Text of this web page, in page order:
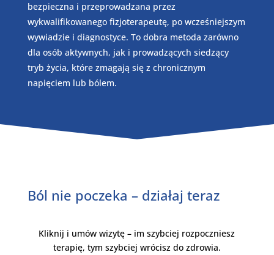
bezpieczna i przeprowadzana przez
wykwalifikowanego fizjoterapeutę, po wcześniejszym
wywiadzie i diagnostyce. To dobra metoda zarówno
dla osób aktywnych, jak i prowadzących siedzący
tryb życia, które zmagają się z chronicznym
napięciem lub bólem.
Ból nie poczeka – działaj teraz
Kliknij i umów wizytę – im szybciej rozpoczniesz
terapię, tym szybciej wrócisz do zdrowia.